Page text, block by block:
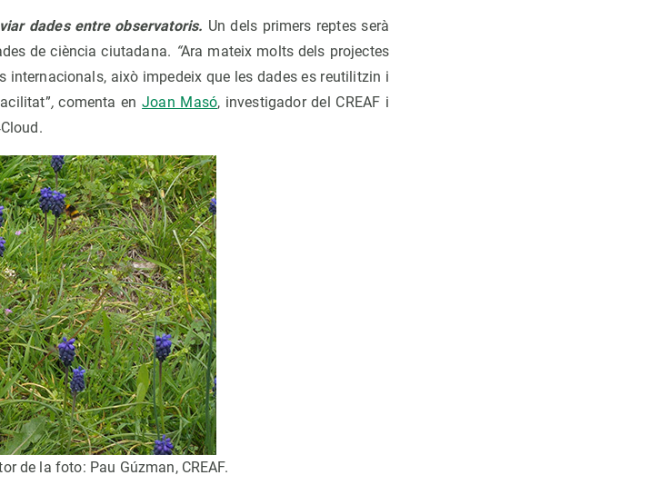
dades entre observatoris. Un dels primers reptes serà
de ciència ciutadana. “Ara mateix molts dels projectes
internacionals, això impedeix que les dades es reutilitzin i
,comenta enJoan Masó, investigador del CREAF i
de la foto: Pau Gúzman, CREAF.